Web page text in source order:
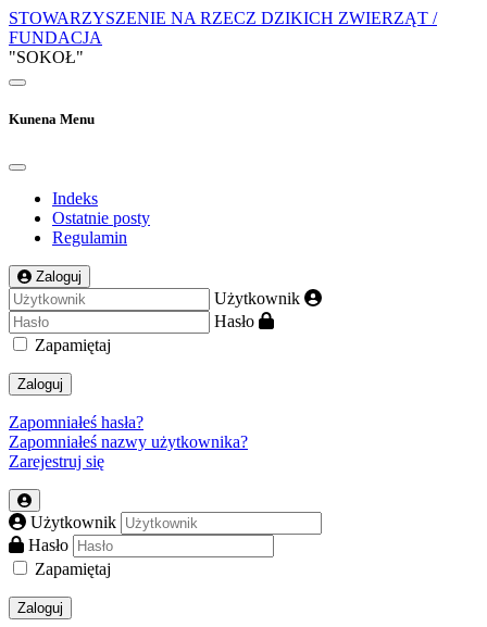
STOWARZYSZENIE NA RZECZ DZIKICH ZWIERZĄT /
FUNDACJA
"SOKOŁ"
Kunena Menu
Indeks
Ostatnie posty
Regulamin
Zaloguj
Użytkownik
Hasło
Zapamiętaj
Zaloguj
Zapomniałeś hasła?
Zapomniałeś nazwy użytkownika?
Zarejestruj się
Użytkownik
Hasło
Zapamiętaj
Zaloguj